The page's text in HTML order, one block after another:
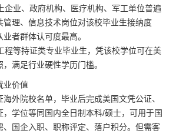
企业、政府机构、医疗机构、军工单位普遍
管理、信息技术岗位对该校毕业生接纳度
者群体认可度最高。
程等持证类专业毕业生，凭该校学位可在美
满足行业硬性学历门槛。
业价值
外院校名单，毕业后完成美国文凭公证、
，学位等同国内全日制本科/硕士，可用于国
、国企入职、职称评定、落户积分。但需客